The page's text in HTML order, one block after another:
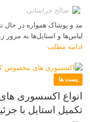
صالح خراسانی
مد و پوشاک همواره در حال
لباس‌ها و استایل‌ها به مرور
ادامه مطلب
پست ها
انواع اکسسوری‌
تکمیل استایل با